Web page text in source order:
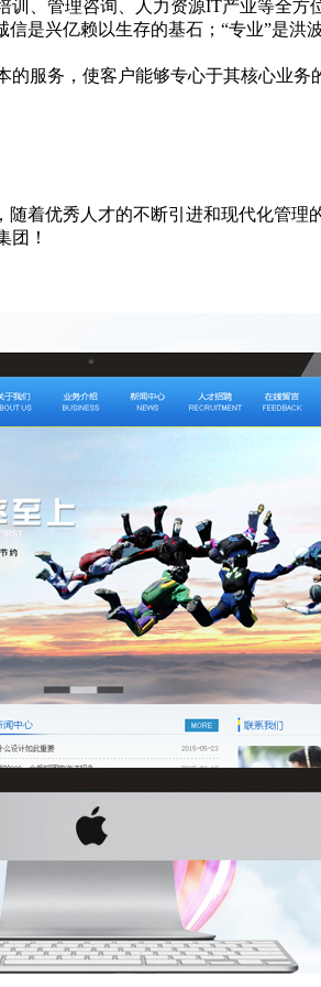
、管理咨询、人力资源IT产业等全方
是兴亿赖以生存的基石；“专业”是
服务，使客户能够专心于其核心业务
着优秀人才的不断引进和现代化管
团！